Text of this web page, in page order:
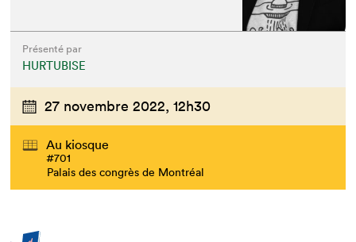
Présenté par
HURTUBISE
27 novembre 2022, 12h30
Au kiosque
#701
Palais des congrès de Montréal